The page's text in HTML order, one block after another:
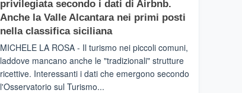
–
Inaugurato
il
collegamento
tra
Catania
e
privilegiata secondo i dati di Airbnb.
Anche la Valle Alcantara nei primi posti
nella classifica siciliana
MICHELE LA ROSA - Il turismo nei piccoli comuni,
laddove mancano anche le "tradizionali" strutture
ricettive. Interessanti i dati che emergono secondo
l'Osservatorio sul Turismo...